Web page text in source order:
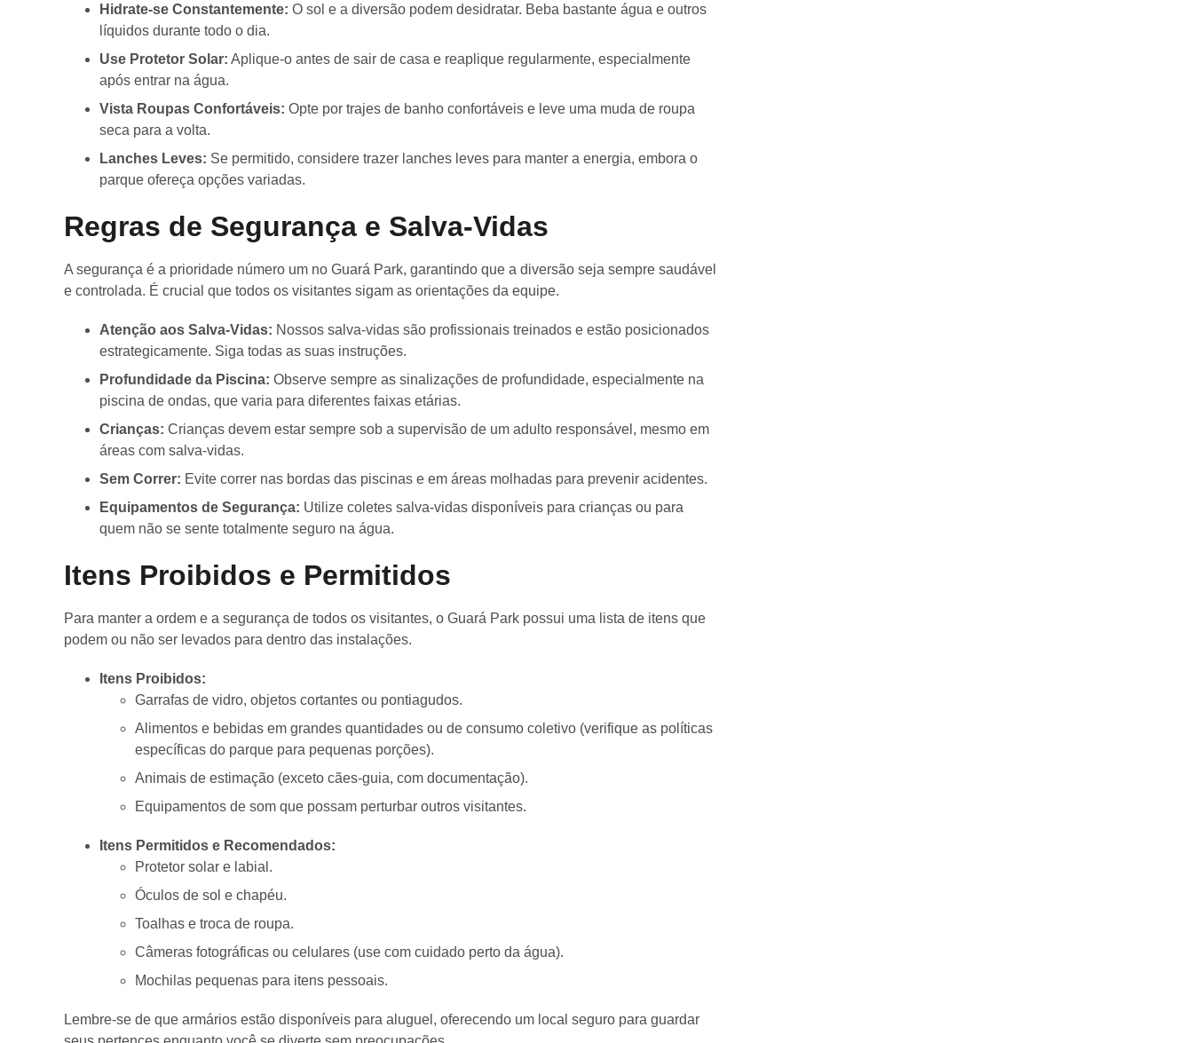
Hidrate-se Constantemente: O sol e a diversão podem desidratar. Beba bastante água e outros
líquidos durante todo o dia.
Use Protetor Solar: Aplique-o antes de sair de casa e reaplique regularmente, especialmente
após entrar na água.
Vista Roupas Confortáveis: Opte por trajes de banho confortáveis e leve uma muda de roupa
seca para a volta.
Lanches Leves: Se permitido, considere trazer lanches leves para manter a energia, embora o
parque ofereça opções variadas.
Regras de Segurança e Salva-Vidas
A segurança é a prioridade número um no Guará Park, garantindo que a diversão seja sempre saudável
e controlada. É crucial que todos os visitantes sigam as orientações da equipe.
Atenção aos Salva-Vidas: Nossos salva-vidas são profissionais treinados e estão posicionados
estrategicamente. Siga todas as suas instruções.
Profundidade da Piscina: Observe sempre as sinalizações de profundidade, especialmente na
piscina de ondas, que varia para diferentes faixas etárias.
Crianças: Crianças devem estar sempre sob a supervisão de um adulto responsável, mesmo em
áreas com salva-vidas.
Sem Correr: Evite correr nas bordas das piscinas e em áreas molhadas para prevenir acidentes.
Equipamentos de Segurança: Utilize coletes salva-vidas disponíveis para crianças ou para
quem não se sente totalmente seguro na água.
Itens Proibidos e Permitidos
Para manter a ordem e a segurança de todos os visitantes, o Guará Park possui uma lista de itens que
podem ou não ser levados para dentro das instalações.
Itens Proibidos:
Garrafas de vidro, objetos cortantes ou pontiagudos.
Alimentos e bebidas em grandes quantidades ou de consumo coletivo (verifique as políticas
específicas do parque para pequenas porções).
Animais de estimação (exceto cães-guia, com documentação).
Equipamentos de som que possam perturbar outros visitantes.
Itens Permitidos e Recomendados:
Protetor solar e labial.
Óculos de sol e chapéu.
Toalhas e troca de roupa.
Câmeras fotográficas ou celulares (use com cuidado perto da água).
Mochilas pequenas para itens pessoais.
Lembre-se de que armários estão disponíveis para aluguel, oferecendo um local seguro para guardar